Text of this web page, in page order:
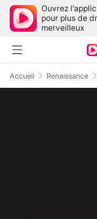
Ouvrez
pour plus de
merveilleux
Accueil Renaissance